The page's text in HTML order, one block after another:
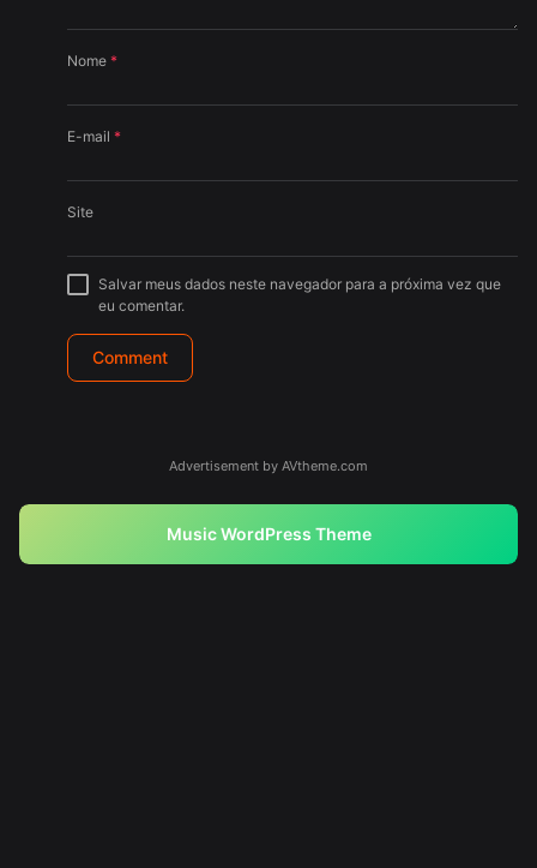
Nome *
E-mail *
Site
Salvar meus dados neste navegador para a próxima vez que
eu comentar.
Advertisement by AVtheme.com
Music WordPress Theme